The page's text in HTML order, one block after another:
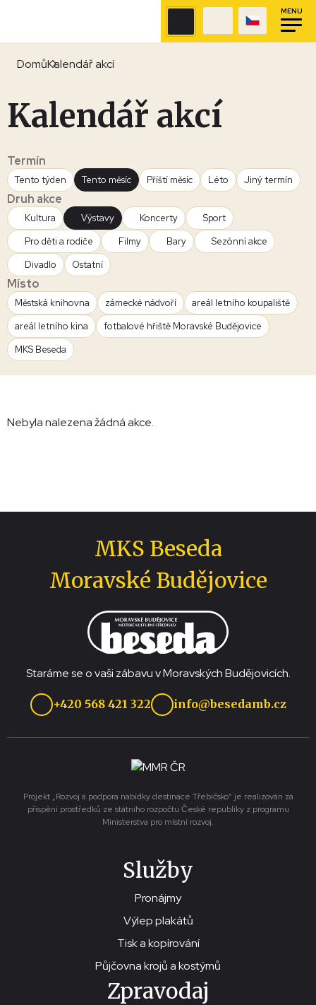
MENU
DomůKalendář akcí
Kalendář akcí
Termín
Tento týden Tento měsíc Příští měsíc Léto Jiný termín
Druh akce
Kultura Výstavy Koncerty
Sport
Pro děti a rodiče
Filmy Bary
Sezónní akce
Divadlo
Ostatní
Místo
Městská knihovna zámecké nádvoří
areál letního koupaliště
areál letního kina
fotbalové hřiště Moravské Budějovice
MKS Beseda
Nebyla nalezena žádná akce.
MKS Beseda
Moravské Budějovice
Staráme se o vaši zábavu v Moravských Budějovicích.
+420 568 421 322 info@besedamb.cz
Projekt „Rozvoj a podpora nabídky destinace Třebíčsko“ je realizován za
přispění prostředků ze státního rozpočtu České republiky z programu
Ministerstva pro místní rozvoj.
Služby
Pronájmy
Výlep plakátů
Tisk a kopírování
Půjčovna krojů a kostýmů
Zpravodaj